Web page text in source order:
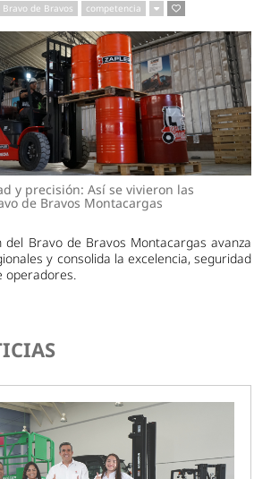
Bravo de Bravos competencia
y precisión: Así se vivieron las
de Bravos Montacargas
del Bravo de Bravos Montacargas avanza
y consolida la excelencia, seguridad
operadores.